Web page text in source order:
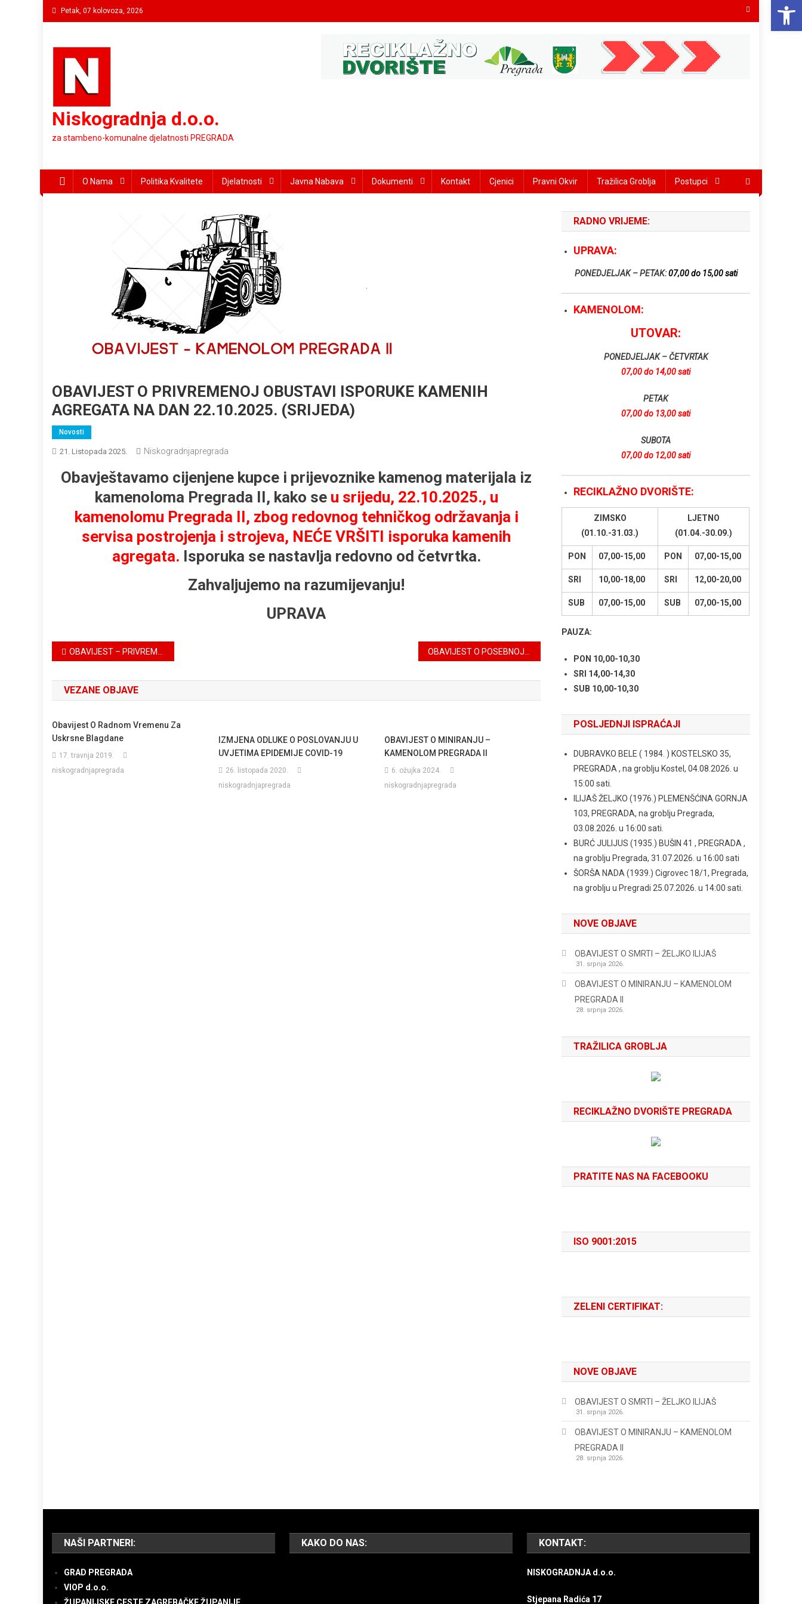
Preskočite
na
Petak, 07 kolovoza, 2026
Niskogradnja d.o.o.
za stambeno-komunalne djelatnosti PREGRADA
O Nama Politika Kvalitete Djelatnosti Javna Nabava Dokumenti Kontakt Cjenici Pravni Okvir Tražilica Groblja Postupci
OBAVIJEST O PRIVREMENOJ OBUSTAVI ISPORUKE KAMENIH
AGREGATA NA DAN 22.10.2025. (SRIJEDA)
Novosti
21. Listopada 2025. Niskogradnjapregrada
Obavještavamo cijenjene kupce i prijevoznike kamenog materijala iz
kamenoloma Pregrada II, kako se u srijedu, 22.10.2025., u
kamenolomu Pregrada II, zbog redovnog tehničkog održavanja i
servisa postrojenja i strojeva, NEĆE VRŠITI isporuka kamenih
agregata. Isporuka se nastavlja redovno od četvrtka.
Zahvaljujemo na razumijevanju!
UPRAVA
Navigacija
objava
OBAVIJEST – PRIVREMENA OBUSTAVA KLESARSKIH I GRAĐEVINSKIH RADOVA NA GROBLJIMA
VEZANE OBJAVE
Obavijest O Radnom Vremenu Za
Uskrsne Blagdane
17. travnja 2019.
niskogradnjapregrada
IZMJENA ODLUKE O POSLOVANJU U
UVJETIMA EPIDEMIJE COVID-19
26. listopada 2020.
niskogradnjapregrada
OBAVIJEST O MINIRANJU –
KAMENOLOM PREGRADA II
6. ožujka 2024.
niskogradnjapregrada
RADNO VRIJEME:
UPRAVA:
PONEDJELJAK – PETAK:07,00 do 15,00 sati
KAMENOLOM:
UTOVAR:
PONEDJELJAK – ČETVRTAK
07,00 do 14,00 sati
PETAK
07,00 do 13,00 sati
SUBOTA
07,00 do 12,00 sati
RECIKLAŽNO DVORIŠTE:
ZIMSKO
(01.10.-31.03.)
LJETNO
(01.04.-30.09.)
PON 07,00-15,00 PON 07,00-15,00
SRI 10,00-18,00 SRI 12,00-20,00
SUB 07,00-15,00 SUB 07,00-15,00
PAUZA:
PON 10,00-10,30
SRI 14,00-14,30
SUB 10,00-10,30
POSLJEDNJI ISPRAĆAJI
DUBRAVKO BELE ( 1984. ) KOSTELSKO 35,
PREGRADA , na groblju Kostel, 04.08.2026. u
15:00 sati.
ILIJAŠ ŽELJKO (1976.) PLEMENŠĆINA GORNJA
103, PREGRADA, na groblju Pregrada,
03.08.2026. u 16:00 sati.
BURĆ JULIJUS (1935.) BUŠIN 41 , PREGRADA ,
na groblju Pregrada, 31.07.2026. u 16:00 sati
ŠORŠA NADA (1939.) Cigrovec 18/1, Pregrada,
na groblju u Pregradi 25.07.2026. u 14:00 sati.
NOVE OBJAVE
OBAVIJEST O SMRTI – ŽELJKO ILIJAŠ
31. srpnja 2026.
OBAVIJEST O MINIRANJU – KAMENOLOM
PREGRADA II
28. srpnja 2026.
TRAŽILICA GROBLJA
RECIKLAŽNO DVORIŠTE PREGRADA
PRATITE NAS NA FACEBOOKU
ISO 9001:2015
ZELENI CERTIFIKAT:
NOVE OBJAVE
OBAVIJEST O SMRTI – ŽELJKO ILIJAŠ
31. srpnja 2026.
OBAVIJEST O MINIRANJU – KAMENOLOM
PREGRADA II
28. srpnja 2026.
NAŠI PARTNERI:
GRAD PREGRADA
VIOP d.o.o.
KAKO DO NAS: KONTAKT:
NISKOGRADNJA d.o.o.
Stjepana Radića 17